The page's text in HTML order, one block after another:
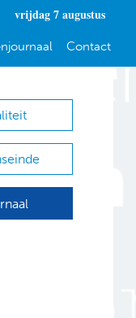
vrijdag 7 augustus
Contact